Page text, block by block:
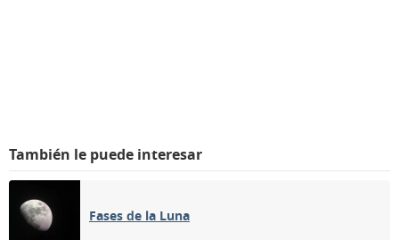
También le puede interesar
Fases de la Luna